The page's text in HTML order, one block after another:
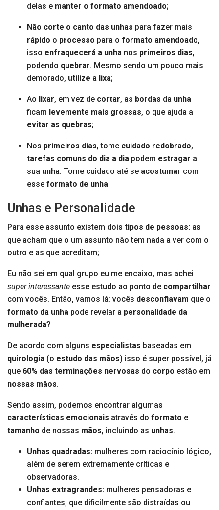
delas e manter o formato amendoado;
Não corte o canto das unhas para fazer mais
rápido o processo para o formato amendoado,
isso enfraquecerá a unha nos primeiros dias,
podendo quebrar. Mesmo sendo um pouco mais
demorado, utilize a lixa;
Ao lixar, em vez de cortar, as bordas da unha
ficam levemente mais grossas, o que ajuda a
evitar as quebras;
Nos primeiros dias, tome cuidado redobrado,
tarefas comuns do dia a dia podem estragar a
sua unha. Tome cuidado até se acostumar com
esse formato de unha.
Unhas e Personalidade
Para esse assunto existem dois tipos de pessoas: as
que acham que o um assunto não tem nada a ver com o
outro e as que acreditam;
Eu não sei em qual grupo eu me encaixo, mas achei
super interessante esse estudo ao ponto de compartilhar
com vocês. Então, vamos lá: vocês desconfiavam que o
formato da unha pode revelar a personalidade da
mulherada?
De acordo com alguns especialistas baseadas em
quirologia (o estudo das mãos) isso é super possível, já
que 60% das terminações nervosas do corpo estão em
nossas mãos.
Sendo assim, podemos encontrar algumas
características emocionais através do formato e
tamanho de nossas mãos, incluindo as unhas.
Unhas quadradas: mulheres com raciocínio lógico,
além de serem extremamente críticas e
observadoras.
Unhas extragrandes: mulheres pensadoras e
confiantes, que dificilmente são distraídas ou